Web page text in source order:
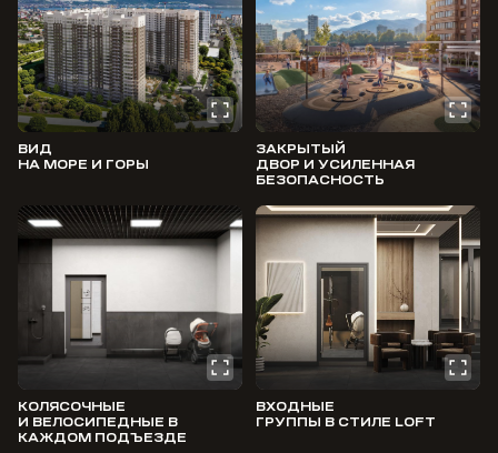
ВИД
НА МОРЕ И ГОРЫ
ЗАКРЫТЫЙ
ДВОР И УСИЛЕННАЯ
БЕЗОПАСНОСТЬ
КОЛЯСОЧНЫЕ
И ВЕЛОСИПЕДНЫЕ В
КАЖДОМ ПОДЪЕЗДЕ
ВХОДНЫЕ
ГРУППЫ В СТИЛЕ LOFT